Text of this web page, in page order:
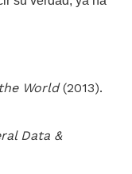
World(2013).
Data &